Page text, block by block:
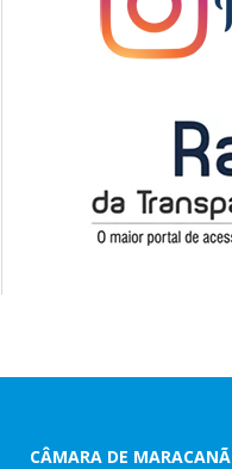
CÂMARA DE MARACANÃ